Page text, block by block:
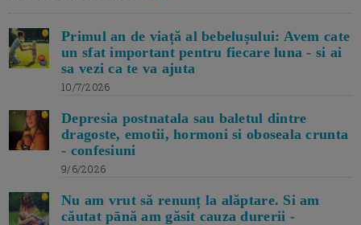
Primul an de viață al bebelușului: Avem cate
un sfat important pentru fiecare luna - si ai
sa vezi ca te va ajuta
10/7/2026
Depresia postnatala sau baletul dintre
dragoste, emotii, hormoni si oboseala crunta
- confesiuni
9/6/2026
Nu am vrut să renunț la alăptare. Si am
căutat pānă am găsit cauza durerii -